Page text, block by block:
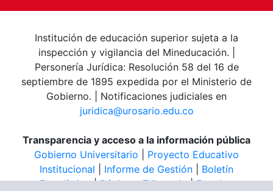
Institución de educación superior sujeta a la
inspección y vigilancia del Mineducación. |
Personería Jurídica: Resolución 58 del 16 de
septiembre de 1895 expedida por el Ministerio de
Gobierno. | Notificaciones judiciales en
juridica@urosario.edu.co
Transparencia y acceso a la información pública
Gobierno Universitario
Proyecto Educativo
Institucional
Informe de Gestión
Boletín
Estadístico|Régimen Tributario|Estados